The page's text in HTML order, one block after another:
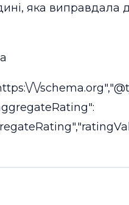
яка виправдала
\/